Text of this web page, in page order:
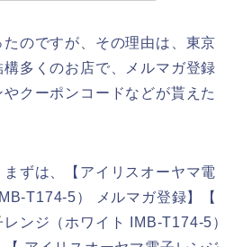
のですが、その理由は、東京
多くのお店で、メルマガ登録
クーポンコードなどが貰えた
ずは、【アイリスオーヤマ電
T174-5） メルマガ登録】【
ンジ（ホワイト IMB-T174-5）